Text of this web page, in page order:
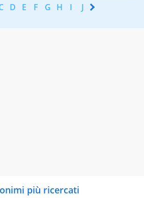
D E F G H I J K
più ricercati